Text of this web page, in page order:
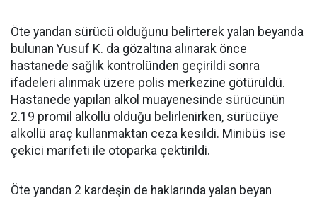
Öte yandan sürücü olduğunu belirterek yalan beyanda
bulunan Yusuf K. da gözaltına alınarak önce
hastanede sağlık kontrolünden geçirildi sonra
ifadeleri alınmak üzere polis merkezine götürüldü.
Hastanede yapılan alkol muayenesinde sürücünün
2.19 promil alkollü olduğu belirlenirken, sürücüye
alkollü araç kullanmaktan ceza kesildi. Minibüs ise
çekici marifeti ile otoparka çektirildi.
Öte yandan 2 kardeşin de haklarında yalan beyan